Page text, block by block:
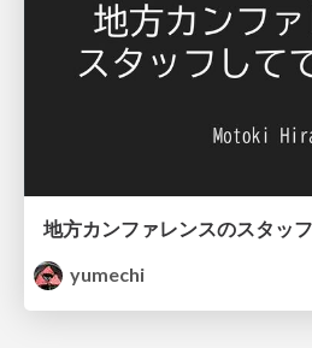
地方カンファレンスのスタッ
yumechi